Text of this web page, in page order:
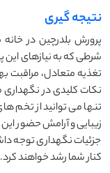
نتیجه گیری
پرورش بلدرچین در
شرطی که به نیازهای این
تغذیه متعادل، مراقبت
نکات کلیدی در
تنها می ‌توانید از تخم
زیبایی و آرامش حضور این
جزئیات نگهداری توجه
کنار شما رشد خواهند کرد.